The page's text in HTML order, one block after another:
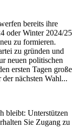
bereits ihre
oder Winter 2024/25
zu formieren.
zu gründen und
neuen politischen
ersten Tagen große
nächsten Wahl...
bleibt: Unterstützen
Sie Zugang zu